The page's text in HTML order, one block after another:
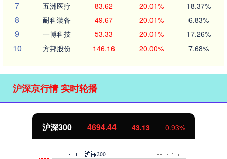
7 五洲医疗 83.62 20.01% 18.37%
8 耐科装备 49.67 20.01% 6.83%
9 一博科技 53.33 20.01% 17.26%
10 方邦股份 146.16 20.00% 7.68%
沪深京行情 实时轮播
沪深300 4694.44 43.13 0.93%